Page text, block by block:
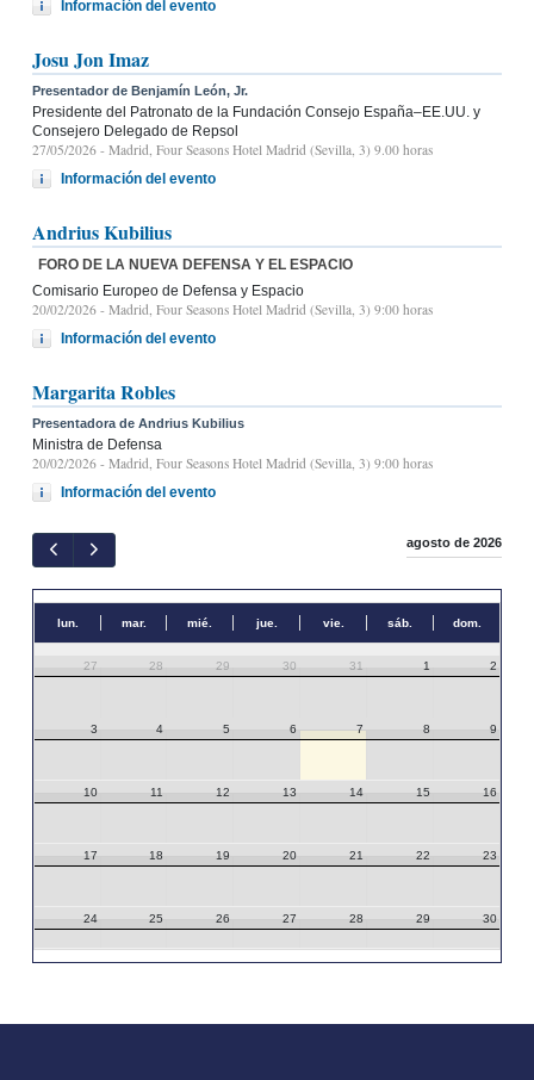
Información del evento
Josu Jon Imaz
Presentador de Benjamín León, Jr.
Presidente del Patronato de la Fundación Consejo España–EE.UU. y
Consejero Delegado de Repsol
27/05/2026 - Madrid, Four Seasons Hotel Madrid (Sevilla, 3) 9.00 horas
Información del evento
Andrius Kubilius
FORO DE LA NUEVA DEFENSA Y EL ESPACIO
Comisario Europeo de Defensa y Espacio
20/02/2026 - Madrid, Four Seasons Hotel Madrid (Sevilla, 3) 9:00 horas
Información del evento
Margarita Robles
Presentadora de Andrius Kubilius
Ministra de Defensa
20/02/2026 - Madrid, Four Seasons Hotel Madrid (Sevilla, 3) 9:00 horas
Información del evento
agosto de 2026
lun. mar. mié. jue. vie. sáb. dom.
27 28 29 30 31 1 2
3 4 5 6 7 8 9
10 11 12 13 14 15 16
17 18 19 20 21 22 23
24 25 26 27 28 29 30